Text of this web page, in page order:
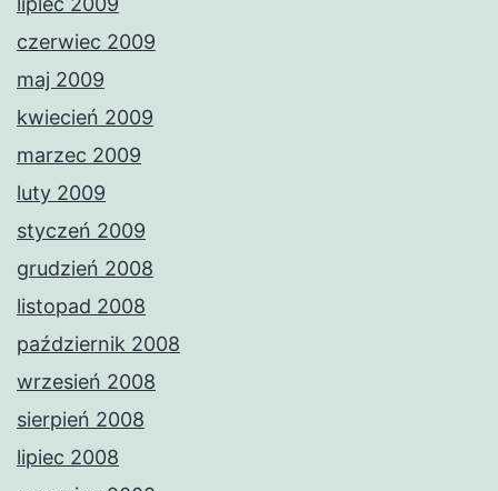
czerwiec 2009
maj 2009
kwiecień 2009
marzec 2009
luty 2009
styczeń 2009
grudzień 2008
listopad 2008
październik 2008
wrzesień 2008
sierpień 2008
lipiec 2008